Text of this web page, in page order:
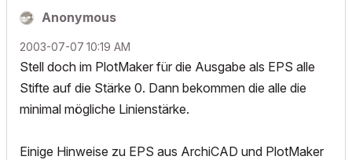
Anonymous
‎2003-07-07 10:19 AM
Stell doch im PlotMaker für die Ausgabe als EPS alle
Stifte auf die Stärke 0. Dann bekommen die alle die
minimal mögliche Linienstärke.
Einige Hinweise zu EPS aus ArchiCAD und PlotMaker